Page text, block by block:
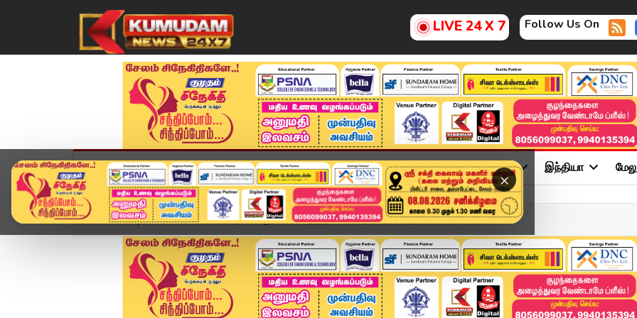
LIVE 24 X 7 Follow Us On
×
முகப்பு விளையாட்டு அண்மை தமிழ்நாடு சினிமா அரசியல் விளையாட்டு இந்தியா
Home வீடியோ ஸ்டோரி போதைப்பொருள் பயன்படுத்தினாரா அமைச்சர்..? | TVK ...